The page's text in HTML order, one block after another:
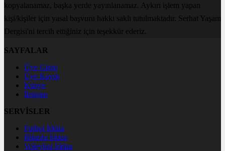
kopyalanamaz, başka yerde yayınlanamaz. Aykırı işlem yapan
kişi/kişiler için yasal başvuru hakkı saklı tutulmaktadır. Serhat Yaşam
Dergisi'ni tercih ettiğiniz için teşekkür ederiz.
SAYFALAR
Üye Girişi
Üye Kaydı
Künye
İletişim
SERVİSLER
Futbol İddaa
Bilardo İddaa
Voleybol İddaa